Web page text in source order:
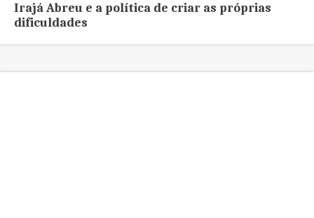
Irajá Abreu e a política de criar as próprias
dificuldades